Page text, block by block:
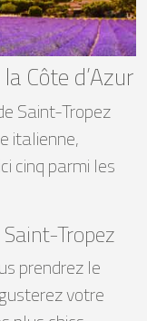
Côte d’Azur
Saint-Tropez
italienne,
cinq parmi les
Tropez
prendrez le
votre